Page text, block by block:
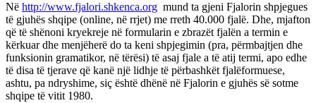
Në http://www.fjalori.shkenca.org mund ta gjeni Fjalorin shpjegues
të gjuhës shqipe (online, në rrjet) me rreth 40.000 fjalë. Dhe, mjafton
që të shënoni kryekreje në formularin e zbrazët fjalën a termin e
kërkuar dhe menjëherë do ta keni shpjegimin (pra, përmbajtjen dhe
funksionin gramatikor, në tërësi) të asaj fjale a të atij termi, apo edhe
të disa të tjerave që kanë një lidhje të përbashkët fjalëformuese,
ashtu, pa ndryshime, siç është dhënë në Fjalorin e gjuhës së sotme
shqipe të vitit 1980.